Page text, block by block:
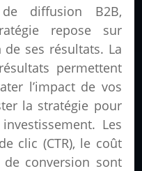
diffusion B2B,
repose sur
de ses résultats. La
permettent
l’impact de vos
la stratégie pour
Les
clic (CTR), le coût
conversion sont